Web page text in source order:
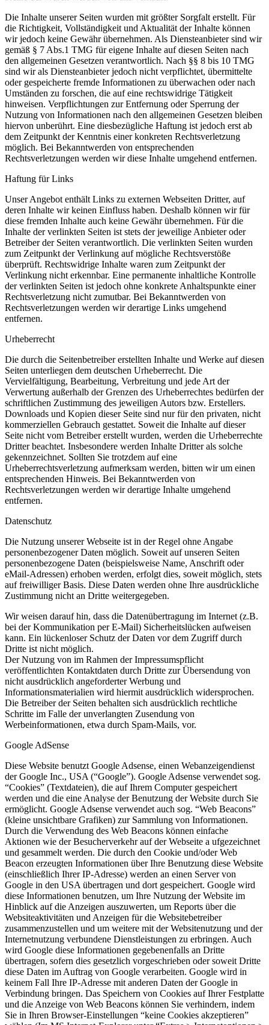
Die Inhalte unserer Seiten wurden mit größter Sorgfalt erstellt. Für
die Richtigkeit, Vollständigkeit und Aktualität der Inhalte können
wir jedoch keine Gewähr übernehmen. Als Diensteanbieter sind wir
gemäß § 7 Abs.1 TMG für eigene Inhalte auf diesen Seiten nach
den allgemeinen Gesetzen verantwortlich. Nach §§ 8 bis 10 TMG
sind wir als Diensteanbieter jedoch nicht verpflichtet, übermittelte
oder gespeicherte fremde Informationen zu überwachen oder nach
Umständen zu forschen, die auf eine rechtswidrige Tätigkeit
hinweisen. Verpflichtungen zur Entfernung oder Sperrung der
Nutzung von Informationen nach den allgemeinen Gesetzen bleiben
hiervon unberührt. Eine diesbezügliche Haftung ist jedoch erst ab
dem Zeitpunkt der Kenntnis einer konkreten Rechtsverletzung
möglich. Bei Bekanntwerden von entsprechenden
Rechtsverletzungen werden wir diese Inhalte umgehend entfernen.
Haftung für Links
Unser Angebot enthält Links zu externen Webseiten Dritter, auf
deren Inhalte wir keinen Einfluss haben. Deshalb können wir für
diese fremden Inhalte auch keine Gewähr übernehmen. Für die
Inhalte der verlinkten Seiten ist stets der jeweilige Anbieter oder
Betreiber der Seiten verantwortlich. Die verlinkten Seiten wurden
zum Zeitpunkt der Verlinkung auf mögliche Rechtsverstöße
überprüft. Rechtswidrige Inhalte waren zum Zeitpunkt der
Verlinkung nicht erkennbar. Eine permanente inhaltliche Kontrolle
der verlinkten Seiten ist jedoch ohne konkrete Anhaltspunkte einer
Rechtsverletzung nicht zumutbar. Bei Bekanntwerden von
Rechtsverletzungen werden wir derartige Links umgehend
entfernen.
Urheberrecht
Die durch die Seitenbetreiber erstellten Inhalte und Werke auf diesen
Seiten unterliegen dem deutschen Urheberrecht. Die
Vervielfältigung, Bearbeitung, Verbreitung und jede Art der
Verwertung außerhalb der Grenzen des Urheberrechtes bedürfen der
schriftlichen Zustimmung des jeweiligen Autors bzw. Erstellers.
Downloads und Kopien dieser Seite sind nur für den privaten, nicht
kommerziellen Gebrauch gestattet. Soweit die Inhalte auf dieser
Seite nicht vom Betreiber erstellt wurden, werden die Urheberrechte
Dritter beachtet. Insbesondere werden Inhalte Dritter als solche
gekennzeichnet. Sollten Sie trotzdem auf eine
Urheberrechtsverletzung aufmerksam werden, bitten wir um einen
entsprechenden Hinweis. Bei Bekanntwerden von
Rechtsverletzungen werden wir derartige Inhalte umgehend
entfernen.
Datenschutz
Die Nutzung unserer Webseite ist in der Regel ohne Angabe
personenbezogener Daten möglich. Soweit auf unseren Seiten
personenbezogene Daten (beispielsweise Name, Anschrift oder
eMail-Adressen) erhoben werden, erfolgt dies, soweit möglich, stets
auf freiwilliger Basis. Diese Daten werden ohne Ihre ausdrückliche
Zustimmung nicht an Dritte weitergegeben.
Wir weisen darauf hin, dass die Datenübertragung im Internet (z.B.
bei der Kommunikation per E-Mail) Sicherheitslücken aufweisen
kann. Ein lückenloser Schutz der Daten vor dem Zugriff durch
Dritte ist nicht möglich.
Der Nutzung von im Rahmen der Impressumspflicht
veröffentlichten Kontaktdaten durch Dritte zur Übersendung von
nicht ausdrücklich angeforderter Werbung und
Informationsmaterialien wird hiermit ausdrücklich widersprochen.
Die Betreiber der Seiten behalten sich ausdrücklich rechtliche
Schritte im Falle der unverlangten Zusendung von
Werbeinformationen, etwa durch Spam-Mails, vor.
Google AdSense
Diese Website benutzt Google Adsense, einen Webanzeigendienst
der Google Inc., USA (“Google”). Google Adsense verwendet sog.
“Cookies” (Textdateien), die auf Ihrem Computer gespeichert
werden und die eine Analyse der Benutzung der Website durch Sie
ermöglicht. Google Adsense verwendet auch sog. “Web Beacons”
(kleine unsichtbare Grafiken) zur Sammlung von Informationen.
Durch die Verwendung des Web Beacons können einfache
Aktionen wie der Besucherverkehr auf der Webseite a ufgezeichnet
und gesammelt werden. Die durch den Cookie und/oder Web
Beacon erzeugten Informationen über Ihre Benutzung diese Website
(einschließlich Ihrer IP-Adresse) werden an einen Server von
Google in den USA übertragen und dort gespeichert. Google wird
diese Informationen benutzen, um Ihre Nutzung der Website im
Hinblick auf die Anzeigen auszuwerten, um Reports über die
Websiteaktivitäten und Anzeigen für die Websitebetreiber
zusammenzustellen und um weitere mit der Websitenutzung und der
Internetnutzung verbundene Dienstleistungen zu erbringen. Auch
wird Google diese Informationen gegebenenfalls an Dritte
übertragen, sofern dies gesetzlich vorgeschrieben oder soweit Dritte
diese Daten im Auftrag von Google verarbeiten. Google wird in
keinem Fall Ihre IP-Adresse mit anderen Daten der Google in
Verbindung bringen. Das Speichern von Cookies auf Ihrer Festplatte
und die Anzeige von Web Beacons können Sie verhindern, indem
Sie in Ihren Browser-Einstellungen “keine Cookies akzeptieren”